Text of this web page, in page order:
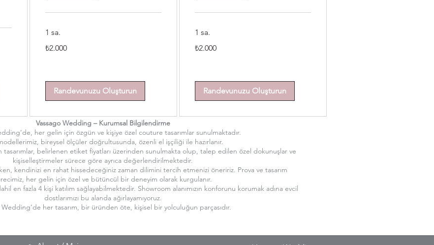
1 sa.
Türk
₺2.000
Randevunuzu Oluşturun
1 sa.
Türk
₺2.000
Randevunuzu Oluşturun
Vassago Wedding – Kurumsal Bilgilendirme
her gelin için özgün ve kişiye özel couture tasarımlar sunulmaktadır.
bireysel ölçüler doğrultusunda, özenli el işçiliği ile hazırlanır.
belirlenen etiket fiyatları üzerinden sunulmakta olup, talep edilen özel dokunuşlar ve
kişiselleştirmeler sürece göre ayrıca değerlendirilmektedir.
kendinizi en rahat hissedeceğiniz zaman dilimini tercih etmenizi öneririz. Prova ve tasarım
her gelin için özel ve bütüncül bir deneyim olarak kurgulanır.
en fazla 4 kişi katılım sağlayabilmektedir. Showroom alanımızın konforunu korumak adına evcil
dostlarımızı bu alanda ağırlayamıyoruz.
Wedding’de her tasarım, bir üründen öte, kişisel bir yolculuğun parçasıdır.